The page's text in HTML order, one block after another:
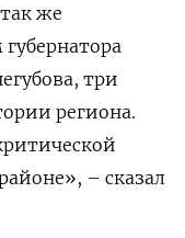
же
три
региона.
– сказал